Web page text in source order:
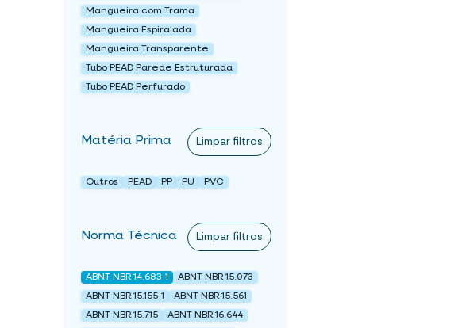
Mangueira com Trama
Mangueira Espiralada
Mangueira Transparente
Tubo PEAD Parede Estruturada
Tubo PEAD Perfurado
Matéria Prima Limpar filtros
Outros PEAD PP PU PVC
Norma Técnica Limpar filtros
ABNT NBR 14.683-1
ABNT NBR 15.073
ABNT NBR 15.155-1
ABNT NBR 15.561
ABNT NBR 15.715
ABNT NBR 16.644